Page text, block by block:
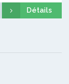
Détails